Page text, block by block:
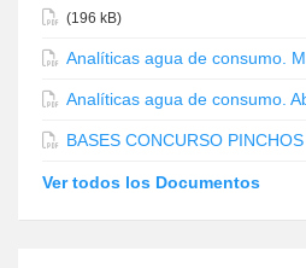
(196 kB)
Analíticas agua de consumo.
Analíticas agua de consumo.
BASES CONCURSO
Ver todos los Documentos